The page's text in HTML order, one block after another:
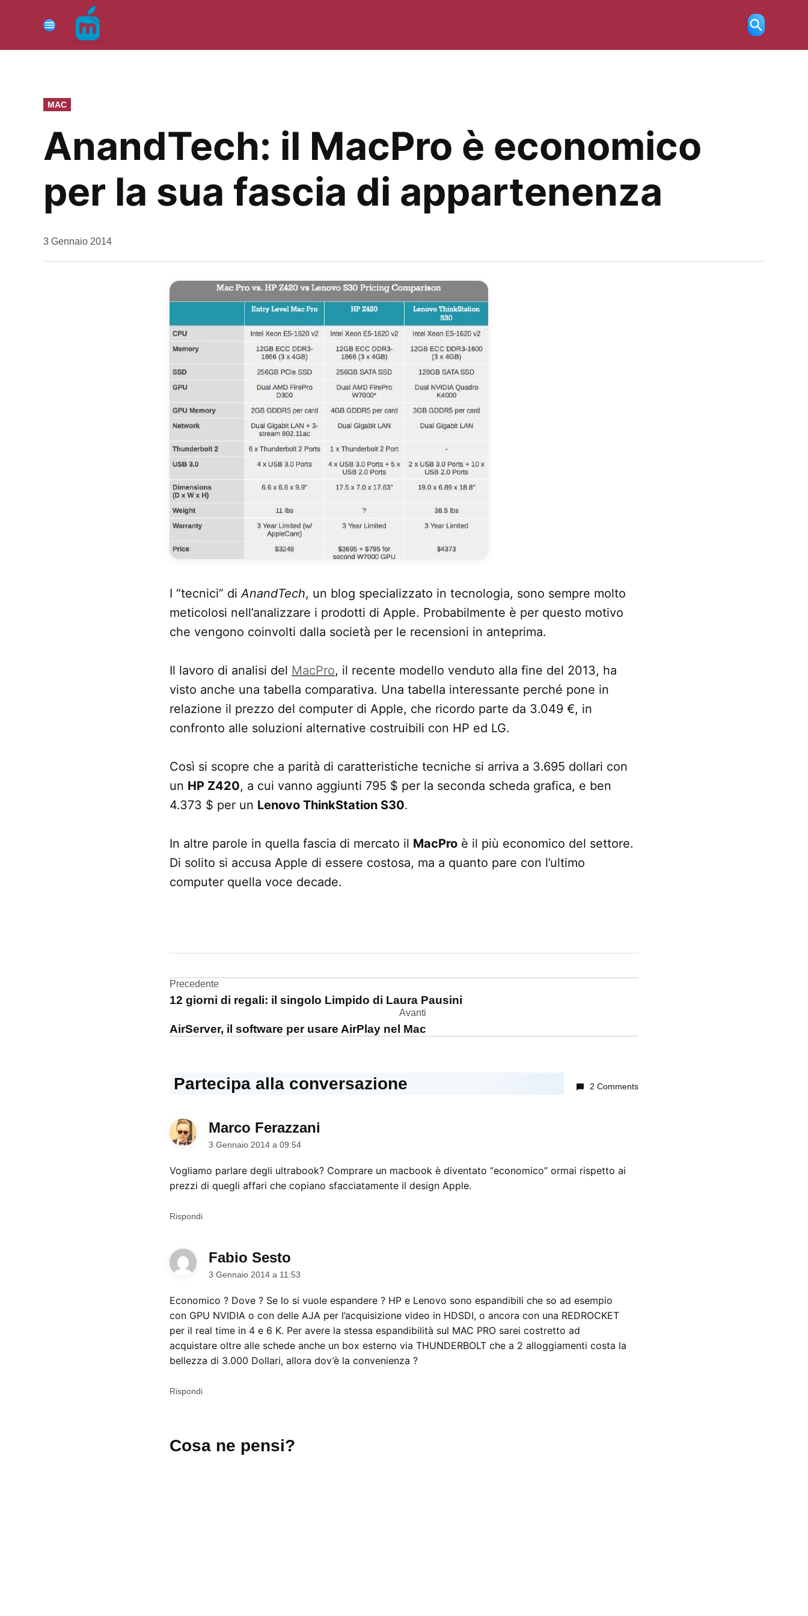
contenuto
Menu
Ricerca
aperta
PUBBLICATO
IN
MAC
AnandTech: il MacPro è economico
per la sua fascia di appartenenza
da
3 Gennaio 2014
I “tecnici” diAnandTech, un blog specializzato in tecnologia, sono sempre molto
meticolosi nell’analizzare i prodotti di Apple. Probabilmente è per questo motivo
che vengono coinvolti dalla società per le recensioni in anteprima.
Il lavoro di analisi del MacPro, il recente modello venduto alla fine del 2013, ha
visto anche una tabella comparativa. Una tabella interessante perché pone in
relazione il prezzo del computer di Apple, che ricordo parte da 3.049 €, in
confronto alle soluzioni alternative costruibili con HP ed LG.
Così si scopre che a parità di caratteristiche tecniche si arriva a 3.695 dollari con
un HP Z420, a cui vanno aggiunti 795 $ per la seconda scheda grafica, e ben
4.373 $ per un Lenovo ThinkStation S30.
In altre parole in quella fascia di mercato il MacPro è il più economico del settore.
Di solito si accusa Apple di essere costosa, ma a quanto pare con l’ultimo
computer quella voce decade.
Navigazione
Precedente
12 giorni di regali: il singolo Limpido di Laura Pausini
Avanti
AirServer, il software per usare AirPlay nel Mac
Partecipa alla conversazione 2 Comments
Marco Ferazzani
3 Gennaio 2014 a 09:54
Vogliamo parlare degli ultrabook? Comprare un macbook è diventato “economico” ormai rispetto ai
prezzi di quegli affari che copiano sfacciatamente il design Apple.
Rispondi
Fabio Sesto
3 Gennaio 2014 a 11:53
Economico ? Dove ? Se lo si vuole espandere ? HP e Lenovo sono espandibili che so ad esempio
con GPU NVIDIA o con delle AJA per l’acquisizione video in HDSDI, o ancora con una REDROCKET
per il real time in 4 e 6 K. Per avere la stessa espandibilità sul MAC PRO sarei costretto ad
acquistare oltre alle schede anche un box esterno via THUNDERBOLT che a 2 alloggiamenti costa la
bellezza di 3.000 Dollari, allora dov’è la convenienza ?
Rispondi
un
Cosa ne pensi?